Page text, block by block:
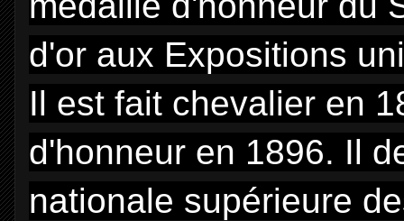
d'or aux Expositions
Il est fait chevalier en
d'honneur en 1896. Il
nationale supérieure